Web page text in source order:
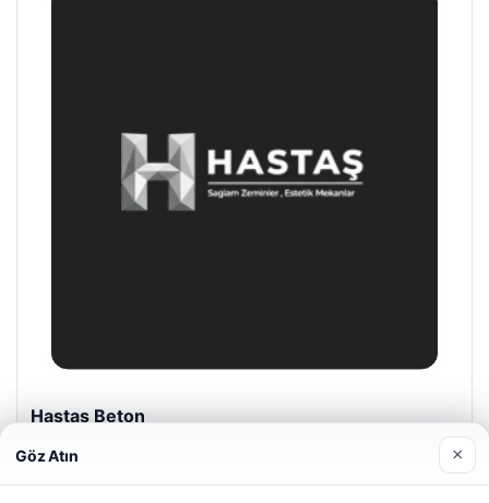
Enes Kaplan Avukatlık Bürosu
Göz Atın ×